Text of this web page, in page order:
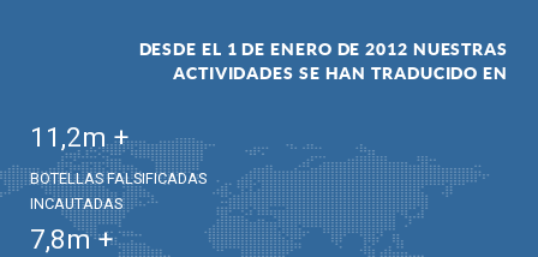
DESDE EL 1 DE ENERO DE 2012 NUESTRAS
ACTIVIDADES SE HAN TRADUCIDO EN
11,2m +
BOTELLAS FALSIFICADAS
INCAUTADAS
7,8m +